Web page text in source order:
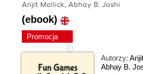
Arijit Mallick, Abhay B. Joshi
(ebook)
Promocja
Autorzy:
Abhay B.